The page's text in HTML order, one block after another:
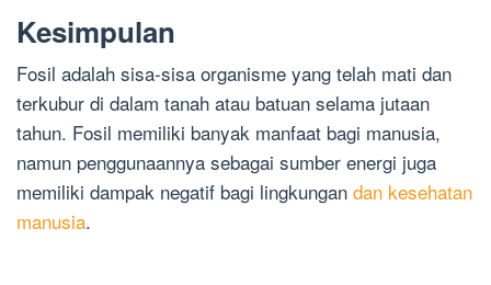
Kesimpulan
Fosil adalah sisa-sisa organisme yang telah mati dan
terkubur di dalam tanah atau batuan selama jutaan
tahun. Fosil memiliki banyak manfaat bagi manusia,
namun penggunaannya sebagai sumber energi juga
memiliki dampak negatif bagi lingkungan dan kesehatan
manusia.